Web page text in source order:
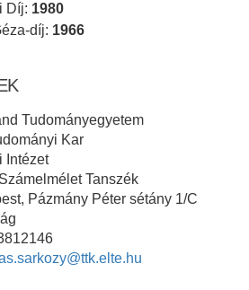
Díj: 1980
díj: 1966
Tudományegyetem
Kar
Intézet
Tanszék
Pázmány Péter sétány 1/C